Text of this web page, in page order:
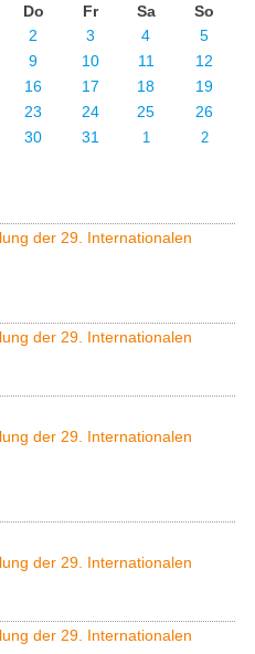
Do Fr Sa So
2 3 4 5
9 10 11 12
16 17 18 19
23 24 25 26
30 31 1 2
der 29. Internationalen
der 29. Internationalen
der 29. Internationalen
der 29. Internationalen
der 29. Internationalen